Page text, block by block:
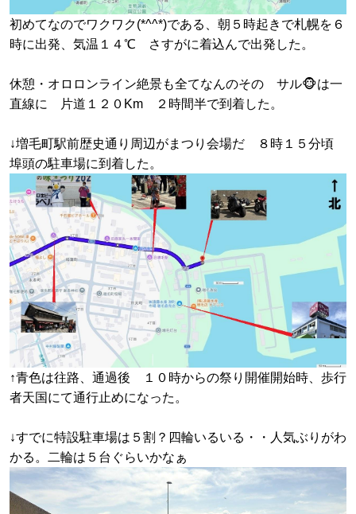
初めてなのでワクワク(*^^*)である、朝５時起きで札幌を６
時に出発、気温１４℃ さすがに着込んで出発した。
休憩・オロロンライン絶景も全てなんのその サル🐵は一
直線に 片道１２０Km ２時間半で到着した。
↓増毛町駅前歴史通り周辺がまつり会場だ ８時１５分頃
埠頭の駐車場に到着した。
↑青色は往路、通過後 １０時からの祭り開催開始時、歩行
者天国にて通行止めになった。
↓すでに特設駐車場は５割？四輪いるいる・・人気ぶりがわ
かる。二輪は５台ぐらいかなぁ